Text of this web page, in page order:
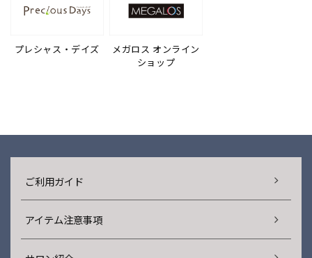
プレシャス・デイズ
メガロス オンライン
ショップ
ご利用ガイド
アイテム注意事項